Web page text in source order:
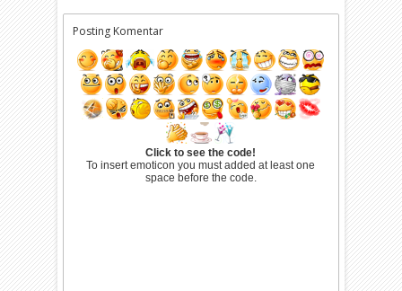
Posting Komentar
Click to see the code!
To insert emoticon you must added at least one
space before the code.